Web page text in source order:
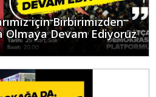
için Birbirimizden
Olmaya Devam Ediyoruz